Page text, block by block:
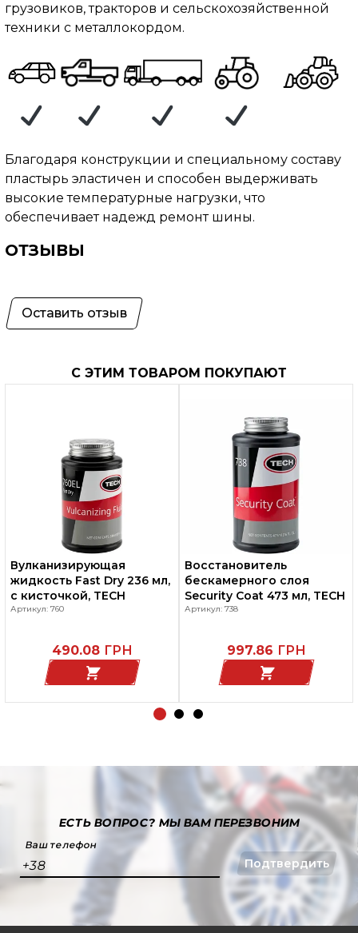
грузовиков, тракторов и сельскохозяйственной
техники с металлокордом.
Благодаря конструкции и специальному составу
пластырь эластичен и способен выдерживать
высокие температурные нагрузки, что
обеспечивает надежд ремонт шины.
ОТЗЫВЫ
Оставить отзыв
С ЭТИМ ТОВАРОМ ПОКУПАЮТ
Вулканизирующая
жидкость Fast Dry 236 мл,
с кисточкой, TECH
Артикул: 760
490.08 ГРН
Восстановитель
бескамерного слоя
Security Coat 473 мл, TECH
Артикул: 738
997.86 ГРН
ЕСТЬ ВОПРОС?МЫ ВАМ ПЕРЕЗВОНИМ
Ваш телефон
+38 Подтвердить